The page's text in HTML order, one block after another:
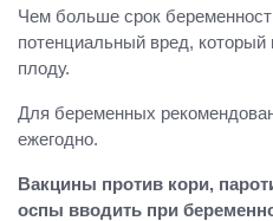
Чем больше срок
потенциальный вред, который
плоду.
Для беременных
ежегодно.
Вакцины против кори,
оспы вводить при